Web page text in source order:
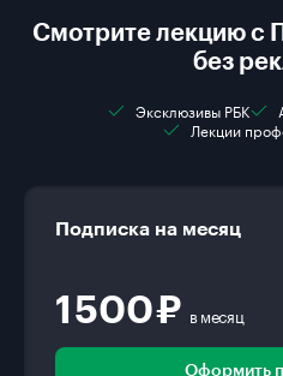
Смотрите лекцию с
без
Эксклюзивы РБК
Лекции
Подписка на месяц
1 500 ₽ в месяц
Оформить